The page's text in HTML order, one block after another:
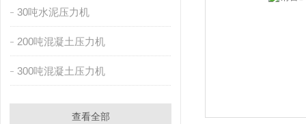
30吨水泥压力机
200吨混凝土压力机
300吨混凝土压力机
查看全部